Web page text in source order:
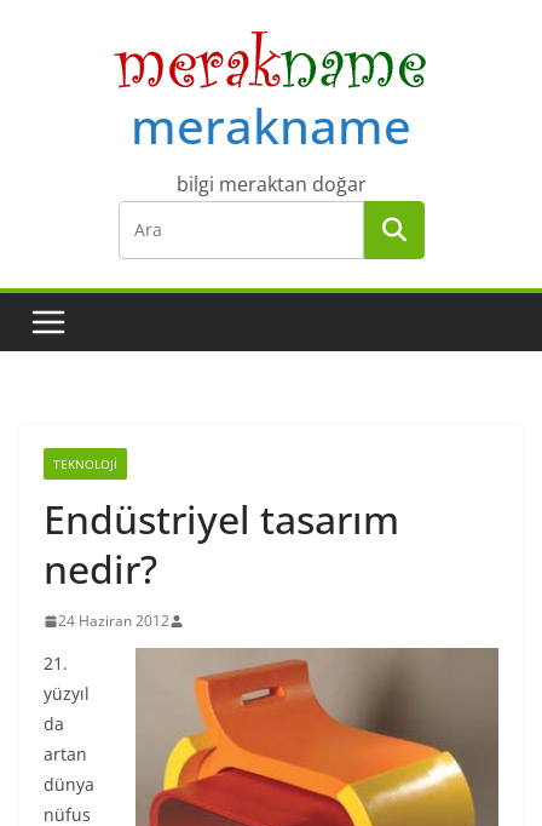
merakname
bilgi meraktan doğar
TEKNOLOJI
Endüstriyel tasarım
nedir?
24 Haziran 2012
21.
yüzyıl
da
artan
dünya
nüfus